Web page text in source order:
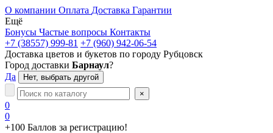
О компании Оплата Доставка Гарантии
Ещё
Бонусы Частые вопросы Контакты
+7 (38557) 999-81 +7 (960) 942-06-54
Доставка цветов и букетов по городу Рубцовск
Город доставки Барнаул?
Да
Нет, выбрать другой
×
0
0
+100 Баллов за регистрацию!